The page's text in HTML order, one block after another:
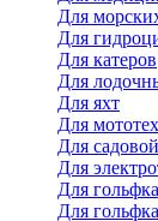
Для
Для
Для катеров
Для
Для яхт
Для
Для
Для
Для
Для